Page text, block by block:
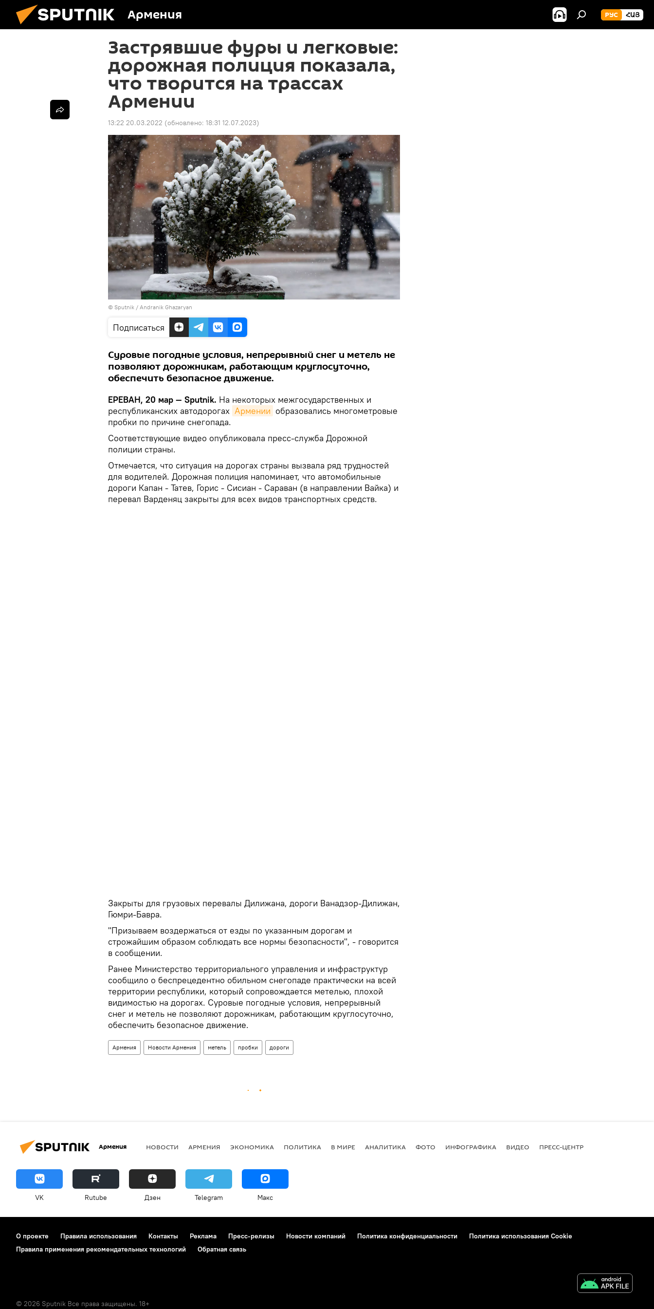
Армения РУС ՀԱՅ
Застрявшие фуры и легковые:
дорожная полиция показала,
что творится на трассах
Армении
13:22 20.03.2022 (обновлено: 18:31 12.07.2023)
© Sputnik / Andranik Ghazaryan
Подписаться
Суровые погодные условия, непрерывный снег и метель не
позволяют дорожникам, работающим круглосуточно,
обеспечить безопасное движение.
ЕРЕВАН, 20 мар — Sputnik. На некоторых межгосударственных и
республиканских автодорогах Армении образовались многометровые
пробки по причине снегопада.
Соответствующие видео опубликовала пресс-служба Дорожной
полиции страны.
Отмечается, что ситуация на дорогах страны вызвала ряд трудностей
для водителей. Дорожная полиция напоминает, что автомобильные
дороги Капан - Татев, Горис - Сисиан - Сараван (в направлении Вайка) и
перевал Варденяц закрыты для всех видов транспортных средств.
Закрыты для грузовых перевалы Дилижана, дороги Ванадзор-Дилижан,
Гюмри-Бавра.
"Призываем воздержаться от езды по указанным дорогам и
строжайшим образом соблюдать все нормы безопасности", - говорится
в сообщении.
Ранее Министерство территориального управления и инфраструктур
сообщило о беспрецедентно обильном снегопаде практически на всей
территории республики, который сопровождается метелью, плохой
видимостью на дорогах. Суровые погодные условия, непрерывный
снег и метель не позволяют дорожникам, работающим круглосуточно,
обеспечить безопасное движение.
Армения Новости Армения метель пробки дороги
Армения НОВОСТИ АРМЕНИЯ ЭКОНОМИКА ПОЛИТИКА В МИРЕ АНАЛИТИКА ФОТО ИНФОГРАФИКА ВИДЕО ПРЕСС-ЦЕНТР
VK Rutube Дзен Telegram Макс
О проекте Правила использования Контакты Реклама Пресс-релизы Новости компаний Политика конфиденциальности
Политика использования Cookie
Правила применения рекомендательных технологий
Обратная связь
© 2026 Sputnik Все права защищены. 18+